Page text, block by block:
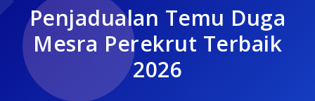
Penjadualan Temu Duga
Mesra Perekrut Terbaik
2026